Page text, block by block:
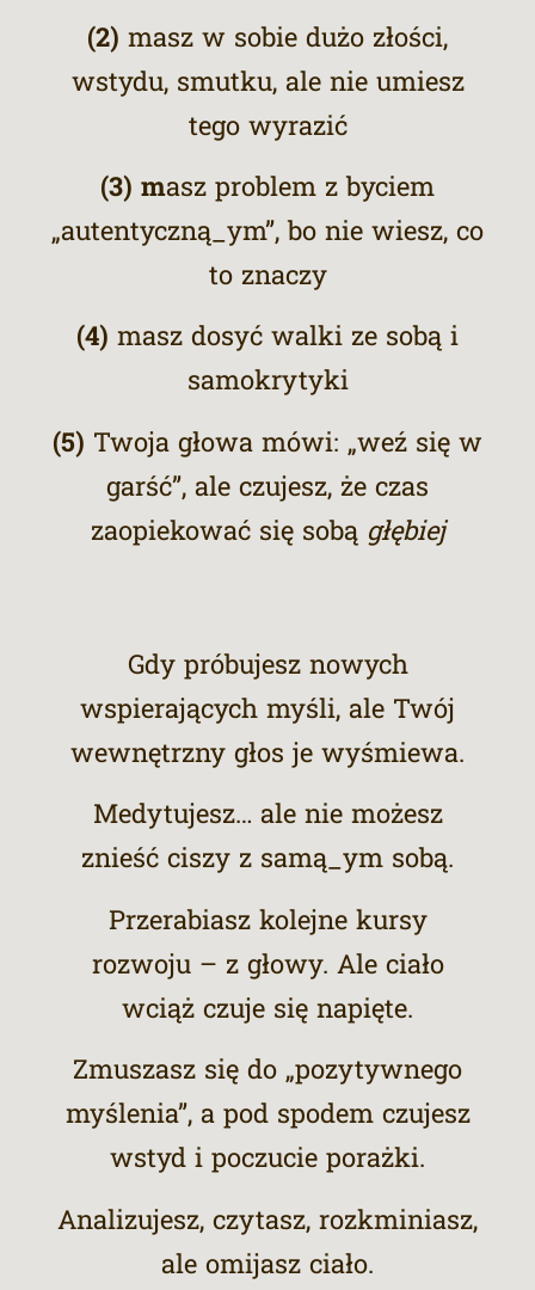
(2) masz w sobie dużo złości,
wstydu, smutku, ale nie umiesz
tego wyrazić
(3) masz problem z byciem
„autentyczną_ym”, bo nie wiesz, co
to znaczy
(4) masz dosyć walki ze sobą i
samokrytyki
(5) Twoja głowa mówi: „weź się w
garść”, ale czujesz, że czas
zaopiekować się sobą głębiej
Gdy próbujesz nowych
wspierających myśli, ale Twój
wewnętrzny głos je wyśmiewa.
Medytujesz… ale nie możesz
znieść ciszy z samą_ym sobą.
Przerabiasz kolejne kursy
rozwoju – z głowy. Ale ciało
wciąż czuje się napięte.
Zmuszasz się do „pozytywnego
myślenia”, a pod spodem czujesz
wstyd i poczucie porażki.
Analizujesz, czytasz, rozkminiasz,
ale omijasz ciało.